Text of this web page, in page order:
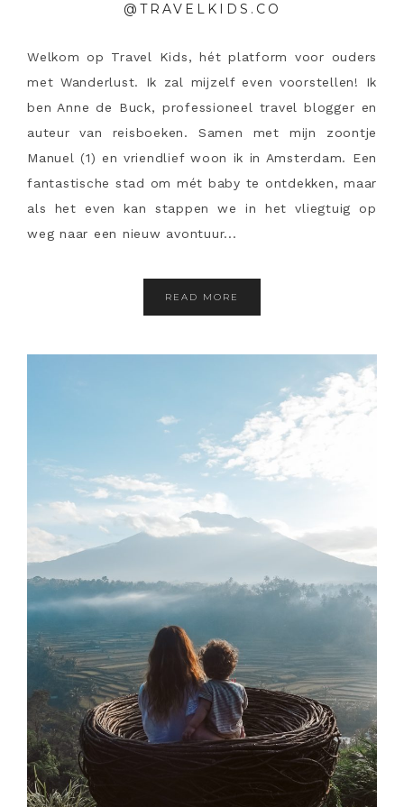
@TRAVELKIDS.CO
Welkom op Travel Kids, hét platform voor ouders
met Wanderlust. Ik zal mijzelf even voorstellen! Ik
ben Anne de Buck, professioneel travel blogger en
auteur van reisboeken. Samen met mijn zoontje
Manuel (1) en vriendlief woon ik in Amsterdam. Een
fantastische stad om mét baby te ontdekken, maar
als het even kan stappen we in het vliegtuig op
weg naar een nieuw avontuur...
READ MORE